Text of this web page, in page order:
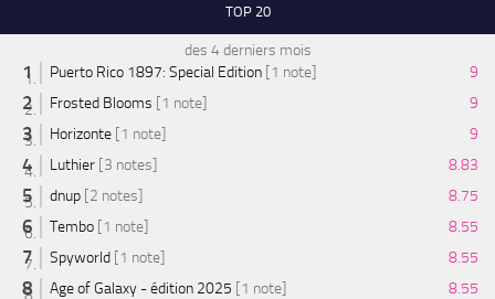
TOP 20
des 4 derniers mois
Puerto Rico 1897: Special Edition [1 note]
9
Frosted Blooms [1 note]
9
Horizonte [1 note]
9
Luthier [3 notes]
8.83
dnup [2 notes]
8.75
Tembo [1 note]
8.55
Spyworld [1 note]
8.55
Age of Galaxy - édition 2025 [1 note]
8.55